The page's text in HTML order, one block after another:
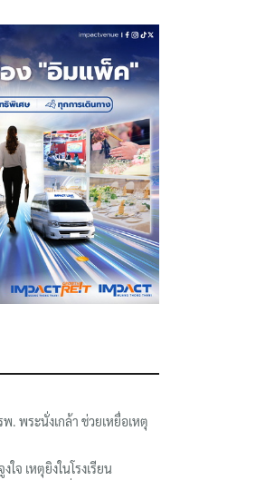
. พระนั่งเกล้า ช่วยเหยื่อเหตุ
จ เหตุยิงในโรงเรียน